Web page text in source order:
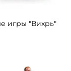
игры "Вихрь"